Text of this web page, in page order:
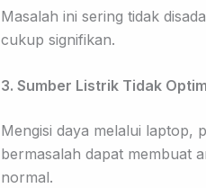
Masalah ini sering tidak
cukup signifikan.
3. Sumber Listrik Tidak
Mengisi daya melalui laptop,
bermasalah dapat membuat
normal.